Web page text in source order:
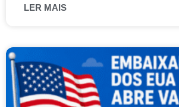
LER MAIS